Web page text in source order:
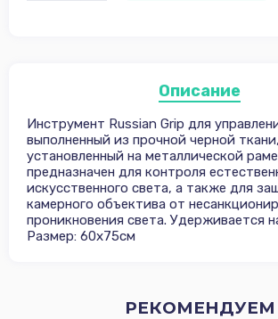
Описание
Инструмент Russian Grip для
выполненный из прочной черной ткани,
установленный на металлической
предназначен для контроля
искусственного света, а также для
камерного объектива от
проникновения света. Удерживается
Размер: 60х75см
РЕКОМЕНДУЕМ